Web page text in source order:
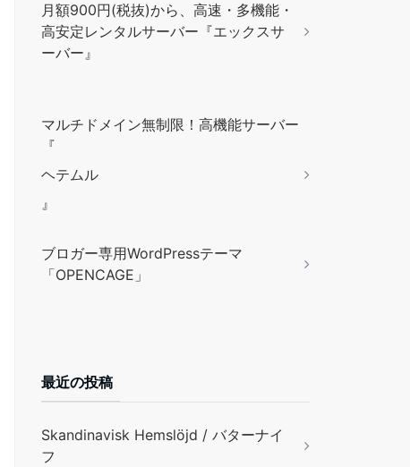
月額900円(税抜)から、高速・多機能・
高安定レンタルサーバー『エックスサ
ーバー』
マルチドメイン無制限！高機能サーバー
『
ヘテムル
』
ブロガー専用WordPressテーマ
「OPENCAGE」
最近の投稿
Skandinavisk Hemslöjd / バターナイ
フ